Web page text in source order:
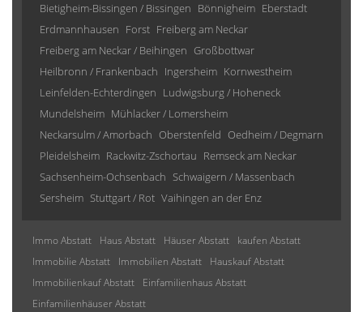
Bietigheim-Bissingen / Bissingen Bönnigheim Eberstadt
Erdmannhausen Forst Freiberg am Neckar
Freiberg am Neckar / Beihingen Großbottwar
Heilbronn / Frankenbach Ingersheim Kornwestheim
Leinfelden-Echterdingen Ludwigsburg / Hoheneck
Mundelsheim Mühlacker / Lomersheim
Neckarsulm / Amorbach Oberstenfeld Oedheim / Degmarn
Pleidelsheim Rackwitz-Zschortau Remseck am Neckar
Sachsenheim-Ochsenbach Schwaigern / Massenbach
Sersheim Stuttgart / Rot Vaihingen an der Enz
Immo Abstatt Haus Abstatt Häuser Abstatt
kaufen Abstatt
Immobilie Abstatt
Immobilien Abstatt
Hauskauf Abstatt
Immobilienkauf Abstatt
Einfamilienhaus Abstatt
Einfamilienhäuser Abstatt